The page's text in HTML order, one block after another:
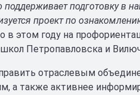
подготовку в
проект по
в этом году на
Петропавловска и
отраслевым
а также активнее